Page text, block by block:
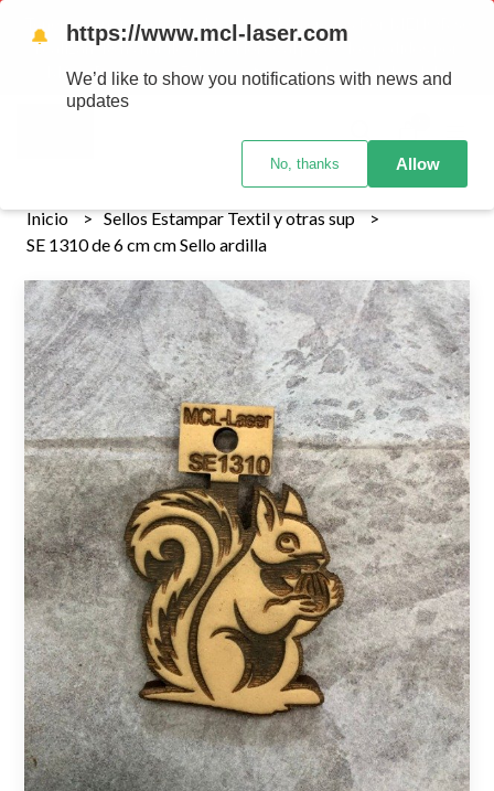
Tenemos envios a todo el pais!........ Los envios Por MENOR se
realizan 48 hs habiles porteriores al pago , los pedidos por
MAYOR se envian 7 dias posteriores al pago del pedido
Inicio
Sellos Estampar Textil y otras sup
SE 1310 de 6 cm cm Sello ardilla
🔔 https://www.mcl-laser.com
We’d like to show you notifications with news and
updates
No, thanks Allow